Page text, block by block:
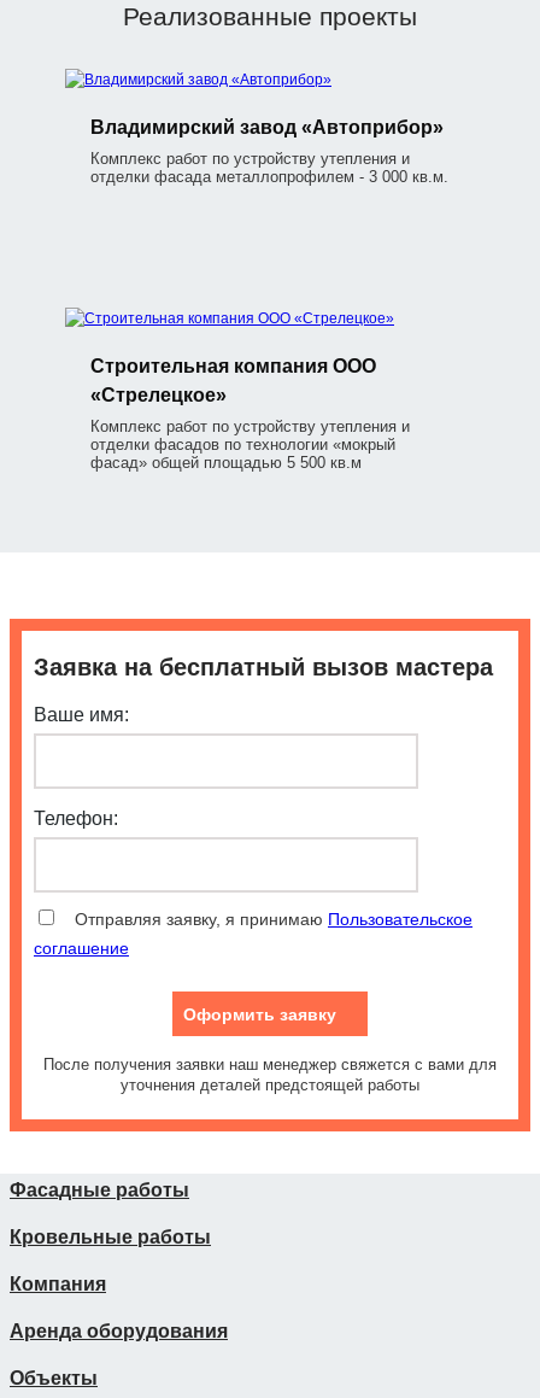
Реализованные проекты
Владимирский завод «Автоприбор»
Комплекс работ по устройству утепления и
отделки фасада металлопрофилем - 3 000 кв.м.
Строительная компания ООО
«Стрелецкое»
Комплекс работ по устройству утепления и
отделки фасадов по технологии «мокрый
фасад» общей площадью 5 500 кв.м
Заявка на бесплатный вызов мастера
Ваше имя:
Телефон:
Отправляя заявку, я принимаю Пользовательское
соглашение
Оформить заявку
После получения заявки наш менеджер свяжется с вами для
уточнения деталей предстоящей работы
Фасадные работы
Кровельные работы
Компания
Аренда оборудования
Объекты